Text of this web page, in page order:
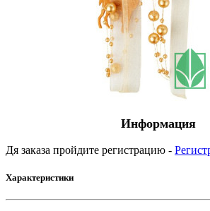
Информация
Дя заказа пройдите регистрацию -
Характеристики